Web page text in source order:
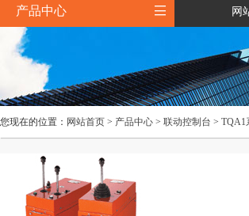
产品中心  网
您现在的位置： 网站首页 > 产品中心 > 联动控制台 > TQA1